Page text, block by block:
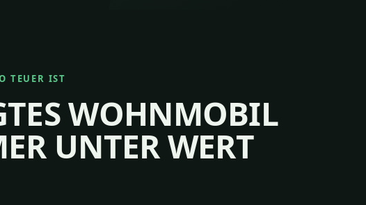
TEUER IST
WOHNMOBIL
UNTER WERT